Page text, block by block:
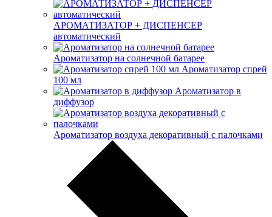
АРОМАТИЗАТОР + ДИСПЕНСЕР
автоматический
Ароматизатор на солнечной батарее
Ароматизатор спрей
100 мл
Ароматизатор в
диффузор
Ароматизатор воздуха декоративный с палочками